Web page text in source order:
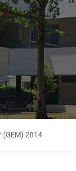
(GEM) 2014